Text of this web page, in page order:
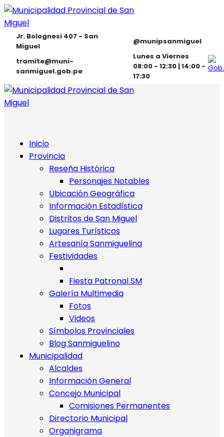
Jr. Bolognesi 407 - San
Miguel
@munipsanmiguel
tramite@muni-
sanmiguel.gob.pe
Lunes a Viernes
08:00 - 12:30 | 14:00 -
17:30
Inicio
Provincia
Reseña Histórica
Personajes Notables
Ubicación Geográfica
Información Estadística
Distritos de San Miguel
Lugares Turísticos
Artesanía Sanmiguelina
Festividades
Fiesta Patronal SM
Galería Multimedia
Fotos
Videos
Símbolos Provinciales
Blog Sanmiguelino
Municipalidad
Alcaldes
Información General
Concejo Municipal
Comisiones Permanentes
Directorio Municipal
Organigrama